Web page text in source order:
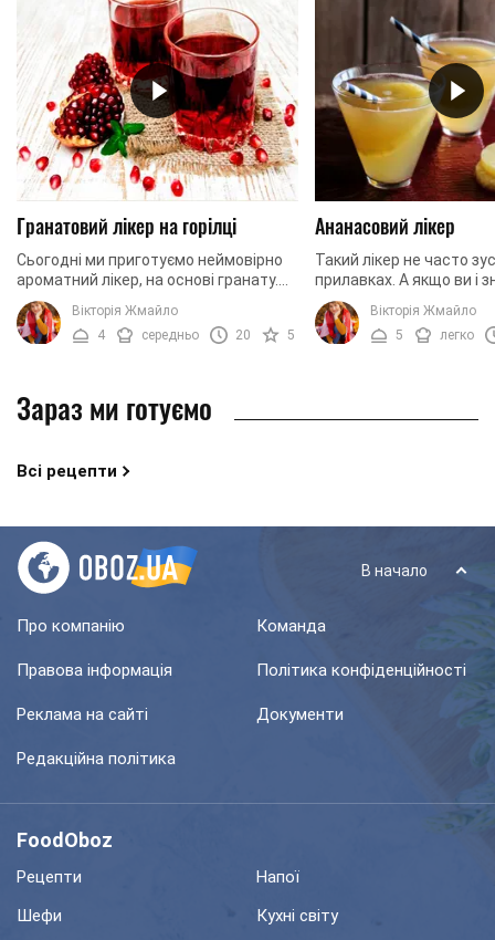
Гранатовий лікер на горілці
Сьогодні ми приготуємо неймовірно
ароматний лікер, на основі гранату.
Напій виходить не лише запашним.
Він ще й має привабливий колір та
оригінальний ...
Вікторія Жмайло
4
середньо 20 5
Ананасовий лікер
Такий лікер не часто
прилавках. А якщо ви і
такий лікер у своєму
напевно, будете
такого напою. Щоб ...
Вікторія Жмайло
5
легко
Зараз ми готуємо
Всі рецепти
В начало
Про компанію Команда
Правова інформація Політика конфіденційності
Реклама на сайті Документи
Редакційна політика
FoodOboz
Рецепти
Напої
Шефи
Кухні світу